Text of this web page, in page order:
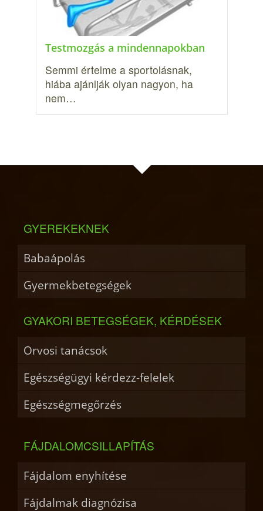
Testmozgás a mindennapokban
Semmi értelme a sportolásnak,
hiába ajánlják olyan nagyon, ha
nem…
GYEREKEKNEK
Babaápolás
Gyermekbetegségek
GYAKORI BETEGSÉGEK, KÉRDÉSEK
Orvosi tanácsok
Egészségügyi kérdezz-felelek
Egészségmegőrzés
FÁJDALOMCSILLAPÍTÁS
Fájdalom enyhítése
Fájdalmak diagnózisa